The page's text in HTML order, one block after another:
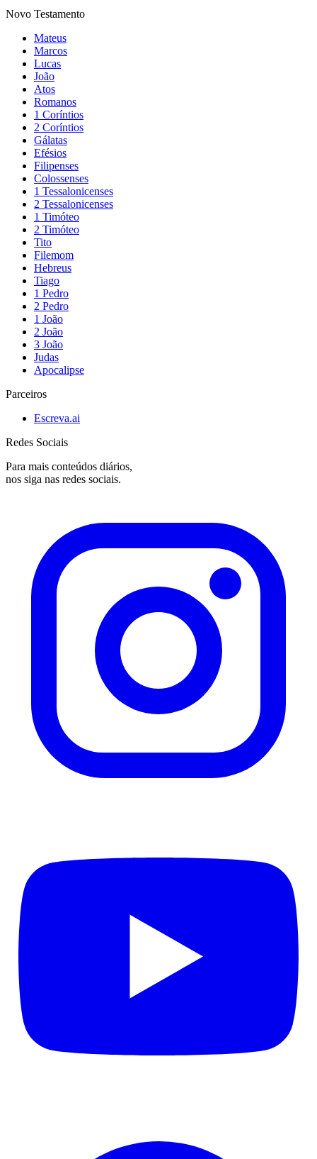
Novo Testamento
Mateus
Marcos
Lucas
João
Atos
Romanos
1 Coríntios
2 Coríntios
Gálatas
Efésios
Filipenses
Colossenses
1 Tessalonicenses
2 Tessalonicenses
1 Timóteo
2 Timóteo
Tito
Filemom
Hebreus
Tiago
1 Pedro
2 Pedro
1 João
2 João
3 João
Judas
Apocalipse
Parceiros
Escreva.ai
Redes Sociais
Para mais conteúdos diários,
nos siga nas redes sociais.